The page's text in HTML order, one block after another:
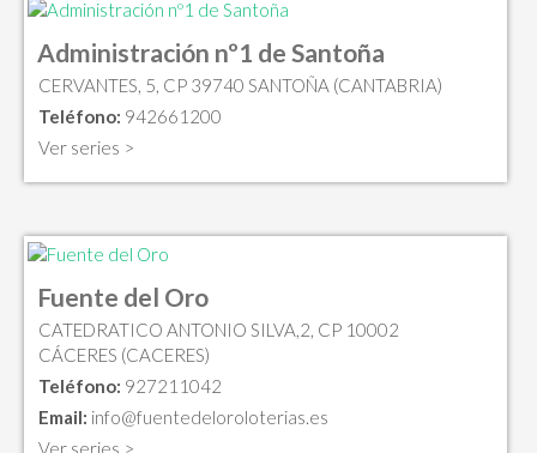
Administración nº1 de Santoña
CERVANTES, 5, CP 39740 SANTOÑA (CANTABRIA)
Teléfono: 942661200
Ver series >
Fuente del Oro
CATEDRATICO ANTONIO SILVA,2, CP 10002
CÁCERES (CACERES)
Teléfono: 927211042
Email: info@fuentedeloroloterias.es
Ver series >